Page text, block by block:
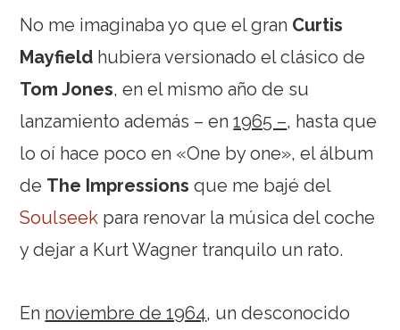
No me imaginaba yo que el gran Curtis
Mayfield hubiera versionado el clásico de
Tom Jones, en el mismo año de su
lanzamiento además – en1965 –, hasta que
lo oí hace poco en «One by one», el álbum
de The Impressions que me bajé del
Soulseek para renovar la música del coche
y dejar a Kurt Wagner tranquilo un rato.
En noviembre de 1964, un desconocido